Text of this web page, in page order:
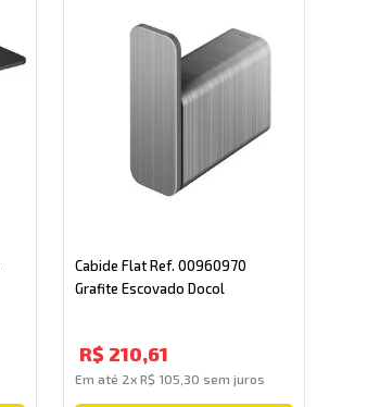
Cabide Flat Ref. 00960970
Grafite Escovado Docol
R$ 210,61
Em até 2xR$ 105 30 sem juros